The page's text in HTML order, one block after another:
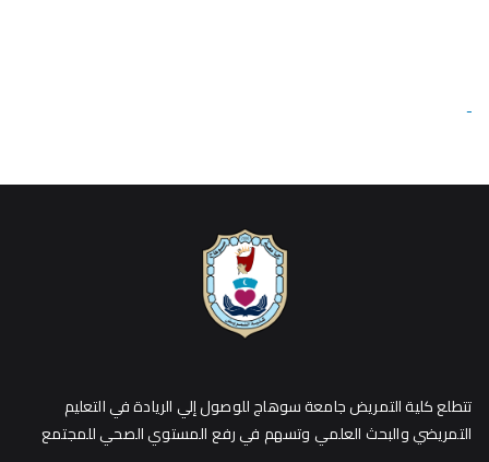
تتطلع كلية التمريض جامعة سوهاج للوصول إلي الريادة في التعليم
التمريضي والبحث العلمي وتسهم في رفع المستوي الصحي للمجتمع